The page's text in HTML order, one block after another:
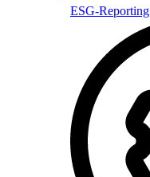
ESG-Reporting